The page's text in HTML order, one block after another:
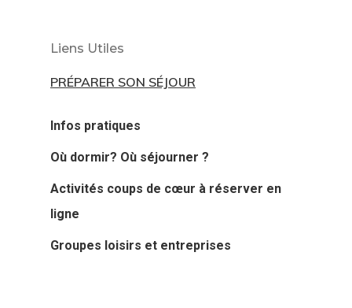
Liens Utiles
PRÉPARER SON SÉJOUR
Infos pratiques
Où dormir? Où séjourner ?
Activités coups de cœur à réserver en
ligne
Groupes loisirs et entreprises